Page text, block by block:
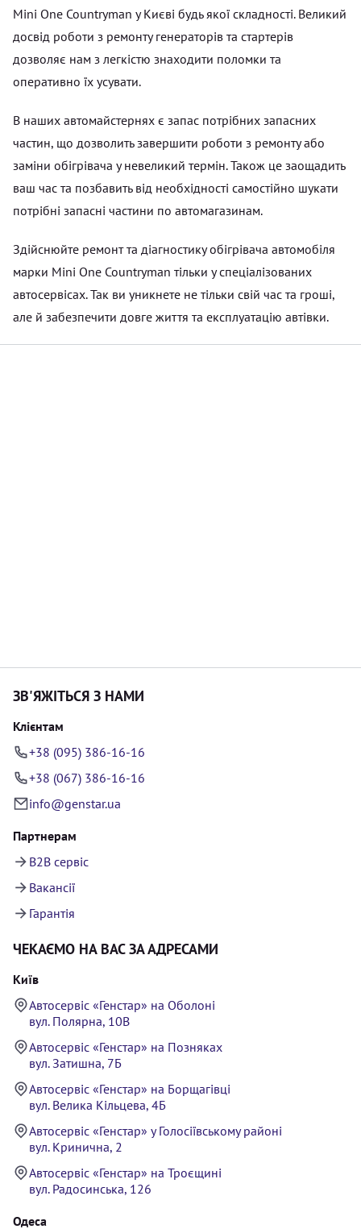
Mini One Countryman у Києві будь якої складності. Великий
досвід роботи з ремонту генераторів та стартерів
дозволяє нам з легкістю знаходити поломки та
оперативно їх усувати.
В наших автомайстернях є запас потрібних запасних
частин, що дозволить завершити роботи з ремонту або
заміни обігрівача у невеликий термін. Також це заощадить
ваш час та позбавить від необхідності самостійно шукати
потрібні запасні частини по автомагазинам.
Здійснюйте ремонт та діагностику обігрівача автомобіля
марки Mini One Countryman тільки у спеціалізованих
автосервісах. Так ви уникнете не тільки свій час та гроші,
але й забезпечити довге життя та експлуатацію автівки.
ЗВ'ЯЖІТЬСЯ З НАМИ
Клієнтам
+38 (095) 386-16-16
+38 (067) 386-16-16
info@genstar.ua
Партнерам
B2B сервіс
Вакансії
Гарантія
ЧЕКАЄМО НА ВАС ЗА АДРЕСАМИ
Київ
Автосервіс «Генстар» на Оболоні
вул. Полярна, 10В
Автосервіс «Генстар» на Позняках
вул. Затишна, 7Б
Автосервіс «Генстар» на Борщагівці
вул. Велика Кільцева, 4Б
Автосервіс «Генстар» у Голосіївському районі
вул. Кринична, 2
Автосервіс «Генстар» на Троєщині
вул. Радосинська, 126
Одеса